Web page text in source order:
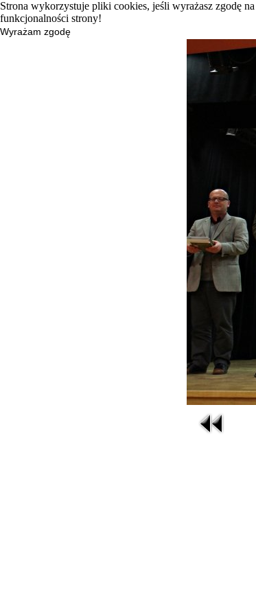
Strona wykorzystuje pliki cookies, jeśli wyrażasz zgodę
funkcjonalności strony!
Wyrażam zgodę